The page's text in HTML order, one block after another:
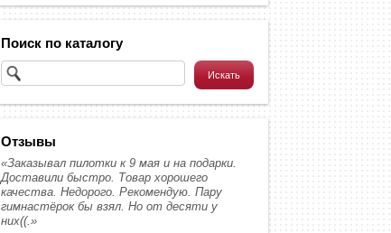
Поиск по каталогу
Отзывы
«Заказывал пилотки к 9 мая и на подарки.
Доставили быстро. Товар хорошего
качества. Недорого. Рекомендую. Пару
гимнастёрок бы взял. Но от десяти у
них((.»